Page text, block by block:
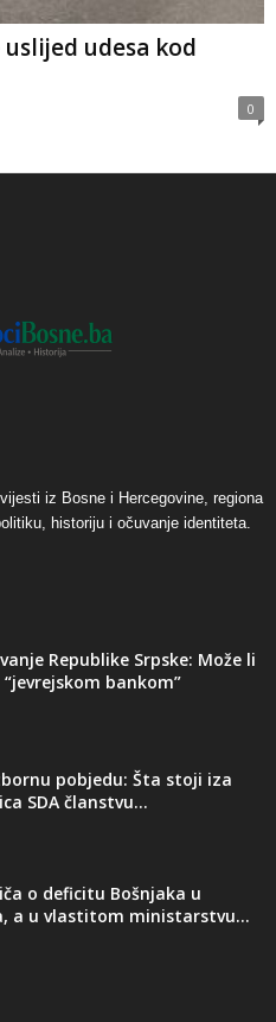
uslijed udesa kod
0
iz Bosne i Hercegovine, regiona
historiju i očuvanje identiteta.
Republike Srpske: Može li
bankom”
pobjedu: Šta stoji iza
SDA članstvu...
o deficitu Bošnjaka u
a u vlastitom ministarstvu...